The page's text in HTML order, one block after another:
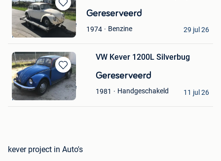
Bewaren
in
Mijn
Favorieten
Gereserveerd
1974 Benzine
The VW Barn Garage
Kemzeke
29 jul 26
Bewaren
in
Mijn
Favorieten
VW Kever 1200L Silverbug
Gereserveerd
1981 Handgeschakeld
The VW Barn Garage
Kemzeke
11 jul 26
kever project in Auto's